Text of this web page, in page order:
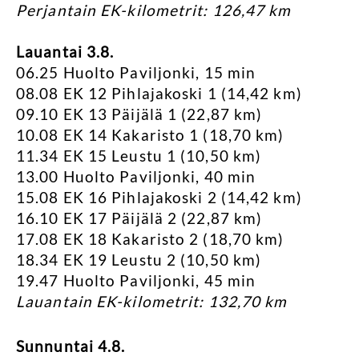
Perjantain EK-kilometrit: 126,47 km
Lauantai 3.8.
06.25 Huolto Paviljonki, 15 min
08.08 EK 12 Pihlajakoski 1 (14,42 km)
09.10 EK 13 Päijälä 1 (22,87 km)
10.08 EK 14 Kakaristo 1 (18,70 km)
11.34 EK 15 Leustu 1 (10,50 km)
13.00 Huolto Paviljonki, 40 min
15.08 EK 16 Pihlajakoski 2 (14,42 km)
16.10 EK 17 Päijälä 2 (22,87 km)
17.08 EK 18 Kakaristo 2 (18,70 km)
18.34 EK 19 Leustu 2 (10,50 km)
19.47 Huolto Paviljonki, 45 min
Lauantain EK-kilometrit: 132,70 km
Sunnuntai 4.8.